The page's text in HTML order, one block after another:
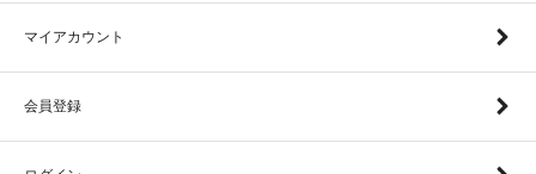
マイアカウント
会員登録